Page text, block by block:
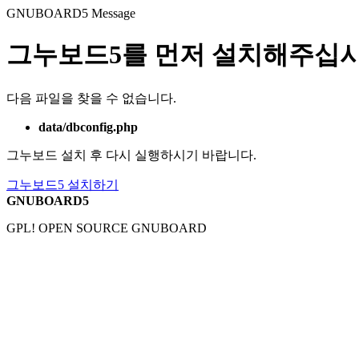
GNUBOARD5 Message
그누보드5를 먼저 설치해주십
다음 파일을 찾을 수 없습니다.
data/dbconfig.php
그누보드 설치 후 다시 실행하시기 바랍니다.
그누보드5 설치하기
GNUBOARD5
GPL! OPEN SOURCE GNUBOARD